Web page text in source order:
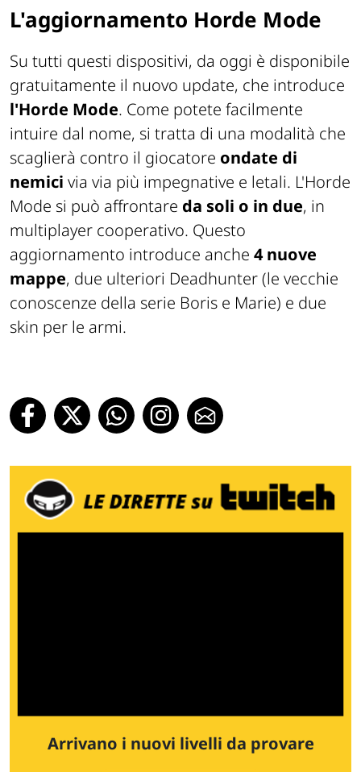
L'aggiornamento Horde Mode
Su tutti questi dispositivi, da oggi è disponibile
gratuitamente il nuovo update, che introduce
l'Horde Mode. Come potete facilmente
intuire dal nome, si tratta di una modalità che
scaglierà contro il giocatore ondate di
nemici via via più impegnative e letali. L'Horde
Mode si può affrontare da soli o in due, in
multiplayer cooperativo. Questo
aggiornamento introduce anche 4 nuove
mappe, due ulteriori Deadhunter (le vecchie
conoscenze della serie Boris e Marie) e due
skin per le armi.
Arrivano i nuovi livelli da provare